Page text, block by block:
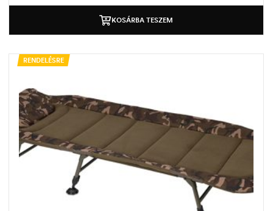
KOSÁRBA TESZEM
RENDELÉSRE